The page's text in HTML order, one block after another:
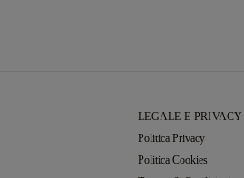
LEGALE E PRIVACY
Politica Privacy
Politica Cookies